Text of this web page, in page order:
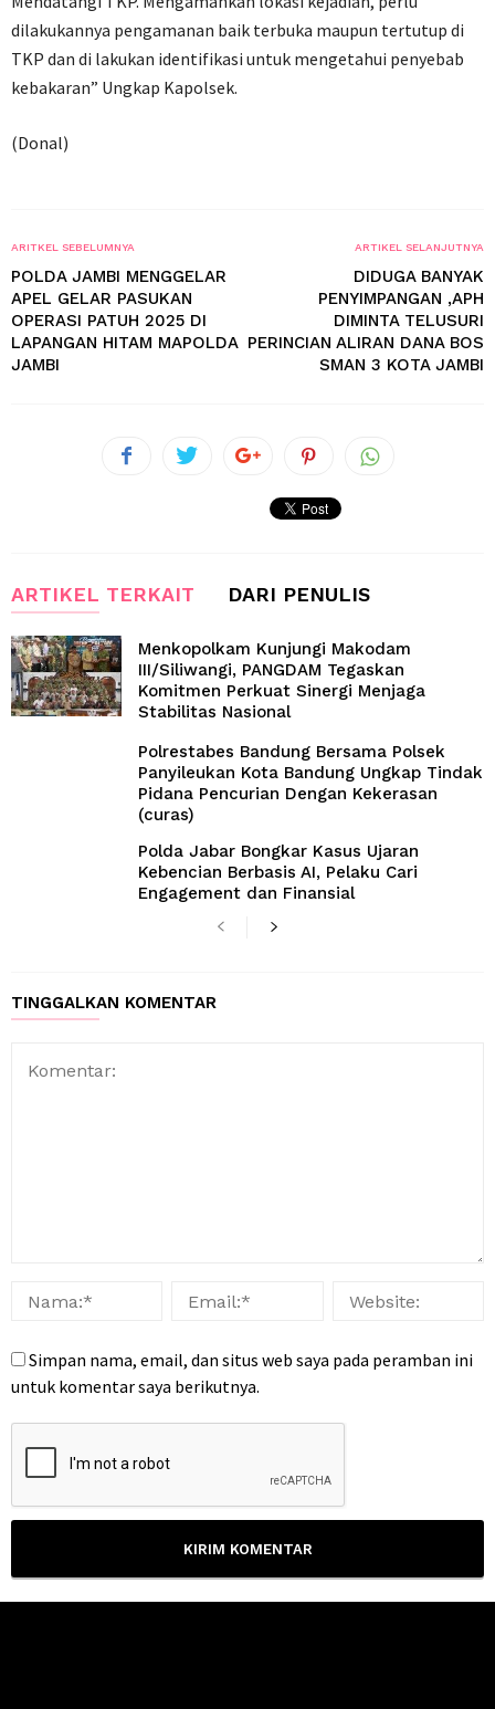
dilakukannya pengamanan baik terbuka maupun tertutup di
TKP dan di lakukan identifikasi untuk mengetahui penyebab
kebakaran” Ungkap Kapolsek.
(Donal)
ARITKEL SEBELUMNYA
POLDA JAMBI MENGGELAR
APEL GELAR PASUKAN
OPERASI PATUH 2025 DI
LAPANGAN HITAM MAPOLDA
JAMBI
ARTIKEL SELANJUTNYA
DIDUGA BANYAK
PENYIMPANGAN ,APH
DIMINTA TELUSURI
PERINCIAN ALIRAN DANA BOS
SMAN 3 KOTA JAMBI
ARTIKEL TERKAIT DARI PENULIS
Menkopolkam Kunjungi Makodam
III/Siliwangi, PANGDAM Tegaskan
Komitmen Perkuat Sinergi Menjaga
Stabilitas Nasional
Polrestabes Bandung Bersama Polsek
Panyileukan Kota Bandung Ungkap Tindak
Pidana Pencurian Dengan Kekerasan
(curas)
Polda Jabar Bongkar Kasus Ujaran
Kebencian Berbasis AI, Pelaku Cari
Engagement dan Finansial
TINGGALKAN KOMENTAR
Simpan nama, email, dan situs web saya pada peramban ini
untuk komentar saya berikutnya.